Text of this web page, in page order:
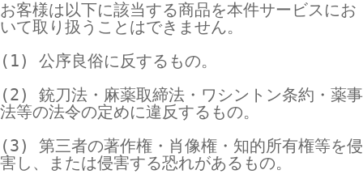
お客様は以下に該当する商品を本件サービスにお
いて取り扱うことはできません。
(1) 公序良俗に反するもの。
(2) 銃刀法・麻薬取締法・ワシントン条約・薬事
法等の法令の定めに違反するもの。
(3) 第三者の著作権・肖像権・知的所有権等を侵
害し、または侵害する恐れがあるもの。